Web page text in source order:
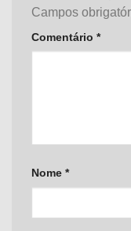
Campos
Comentário *
Nome *